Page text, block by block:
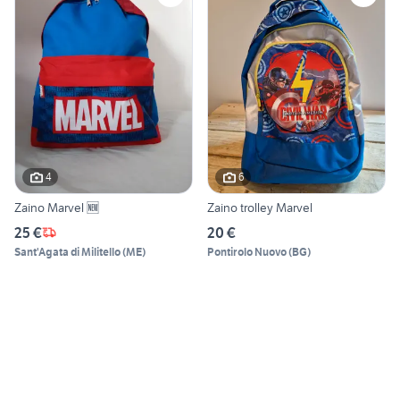
4
Zaino Marvel 🆕
25 €
Sant'Agata di Militello(ME)
6
Zaino trolley Marvel
20 €
Pontirolo Nuovo(BG)